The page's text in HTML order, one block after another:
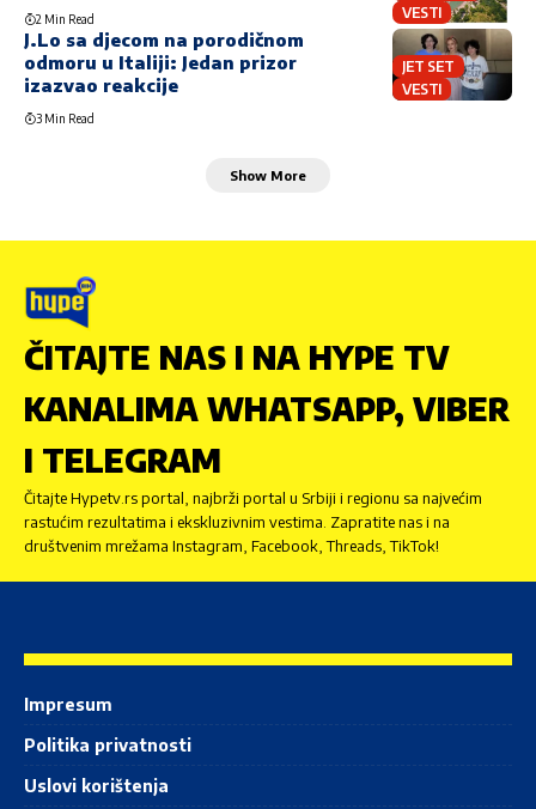
VESTI
2 Min Read
JET SET
VESTI
J.Lo sa djecom na porodičnom
odmoru u Italiji: Jedan prizor
izazvao reakcije
3 Min Read
Show More
ČITAJTE NAS I NA HYPE TV
KANALIMA WHATSAPP, VIBER
I TELEGRAM
Čitajte Hypetv.rs portal, najbrži portal u Srbiji i regionu sa najvećim
rastućim rezultatima i ekskluzivnim vestima. Zapratite nas i na
društvenim mrežama Instagram, Facebook, Threads, TikTok!
Impresum
Politika privatnosti
Uslovi korištenja